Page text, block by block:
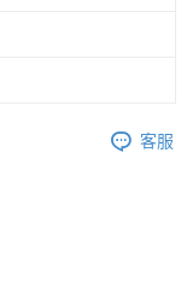
客服